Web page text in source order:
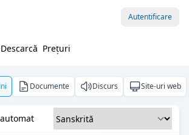
Autentificare
Descarcă Prețuri
Documente Discurs Site-uri web